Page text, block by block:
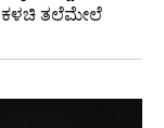
ಕಳಚಿ ತಲೆಮೇಲೆ